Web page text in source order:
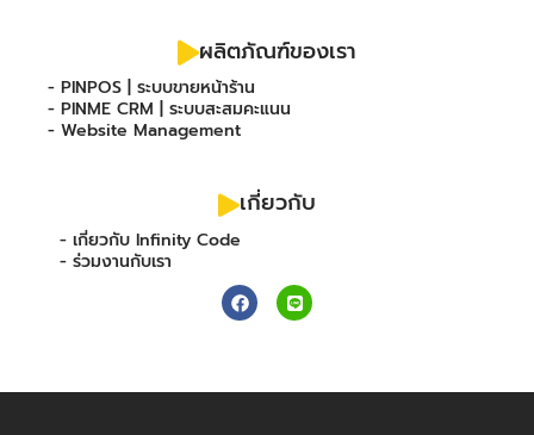
ผลิตภัณฑ์ของเรา
- PINPOS | ระบบขายหน้าร้าน
- PINME CRM | ระบบสะสมคะแนน
- Website Management
เกี่ยวกับ
- เกี่ยวกับ Infinity Code
- ร่วมงานกับเรา
F
a
c
o
L
i
n